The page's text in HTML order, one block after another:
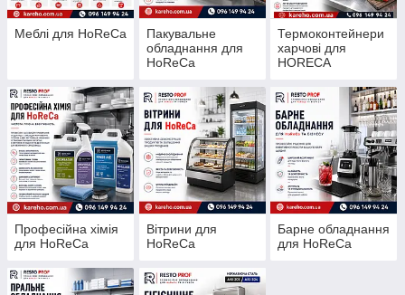
Меблі для HoReCa
Пакувальне
обладнання для
HoReCa
Термоконтейнери
харчові для
HORECA
Професійна хімія
для HoReCa
Вітрини для
HoReCa
Барне обладнання
для HoReCa